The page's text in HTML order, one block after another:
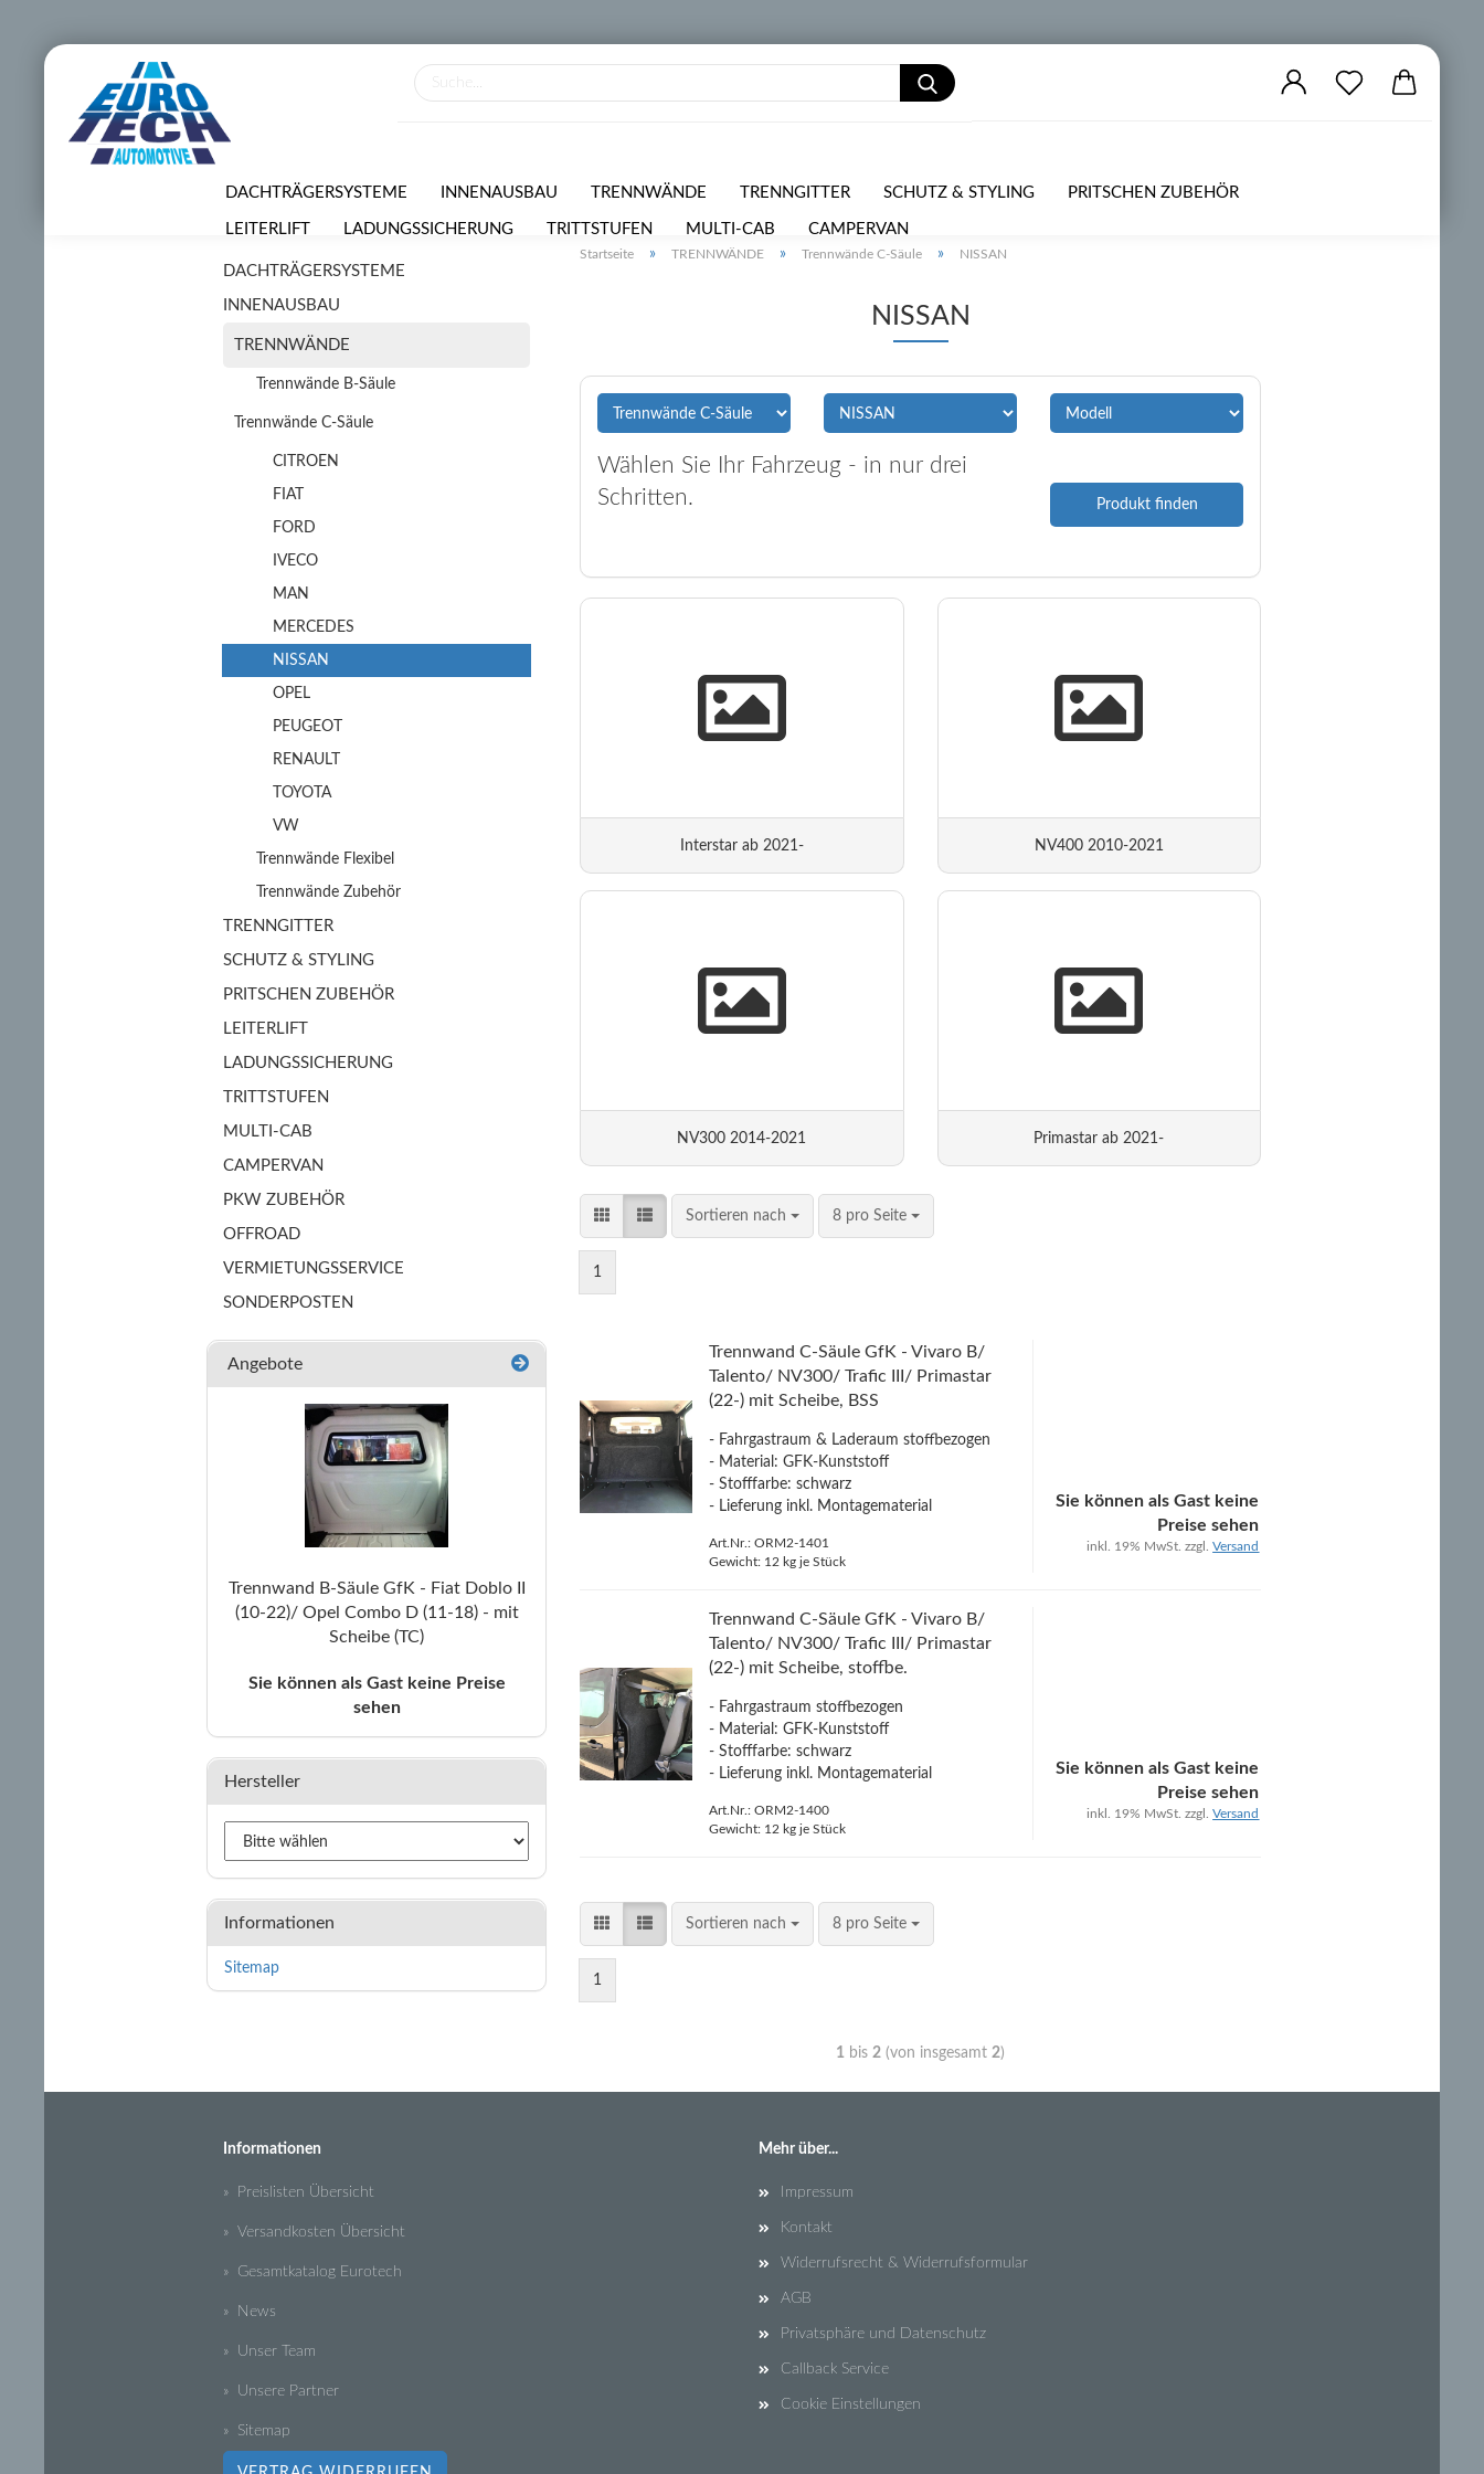
DACHTRÄGERSYSTEME INNENAUSBAU TRENNWÄNDE TRENNGITTER SCHUTZ & STYLING PRITSCHEN ZUBEHÖR
LEITERLIFT LADUNGSSICHERUNG TRITTSTUFEN MULTI-CAB
CAMPERVAN
PKW ZUBEHÖR
VERMIETUNGSSERVICE
Startseite » TRENNWÄNDE » Trennwände C-Säule » NISSAN
NISSAN
Wählen Sie Ihr Fahrzeug - in nur drei
Schritten.
Produkt finden
Interstar ab 2021- NV400 2010-2021
NV300 2014-2021 Primastar ab 2021-
Sortieren nach 8 pro Seite
1
Trennwand C-Säule GfK - Vivaro B/
Talento/ NV300/ Trafic III/ Primastar
(22-) mit Scheibe, BSS
- Fahrgastraum & Laderaum stoffbezogen
- Material: GFK-Kunststoff
- Stofffarbe: schwarz
- Lieferung inkl. Montagematerial
Art.Nr.: ORM2-1401
Gewicht: 12 kg je Stück
Sie können als Gast keine
Preise sehen
inkl. 19% MwSt. zzgl.Versand
Trennwand C-Säule GfK - Vivaro B/
Talento/ NV300/ Trafic III/ Primastar
(22-) mit Scheibe, stoffbe.
- Fahrgastraum stoffbezogen
- Material: GFK-Kunststoff
- Stofffarbe: schwarz
- Lieferung inkl. Montagematerial
Art.Nr.: ORM2-1400
Gewicht: 12 kg je Stück
Sie können als Gast keine
Preise sehen
inkl. 19% MwSt. zzgl.Versand
Sortieren nach 8 pro Seite
1
1 bis2 (von insgesamt2)
DACHTRÄGERSYSTEME
INNENAUSBAU
TRENNWÄNDE
Trennwände B-Säule
Trennwände C-Säule
CITROEN
FIAT
FORD
IVECO
MAN
MERCEDES
NISSAN
OPEL
PEUGEOT
RENAULT
TOYOTA
VW
Trennwände Flexibel
Trennwände Zubehör
TRENNGITTER
SCHUTZ & STYLING
PRITSCHEN ZUBEHÖR
LEITERLIFT
LADUNGSSICHERUNG
TRITTSTUFEN
MULTI-CAB
CAMPERVAN
PKW ZUBEHÖR
OFFROAD
VERMIETUNGSSERVICE
SONDERPOSTEN
Angebote
Trennwand B-Säule GfK - Fiat Doblo II
(10-22)/ Opel Combo D (11-18) - mit
Scheibe (TC)
Sie können als Gast keine Preise
sehen
Hersteller
Informationen
Sitemap
Informationen
» Preislisten Übersicht
» Versandkosten Übersicht
» Gesamtkatalog Eurotech
» News
» Unser Team
» Unsere Partner
» Sitemap
Mehr über...
Impressum
Kontakt
Widerrufsrecht & Widerrufsformular
AGB
Privatsphäre und Datenschutz
Callback Service
Cookie Einstellungen